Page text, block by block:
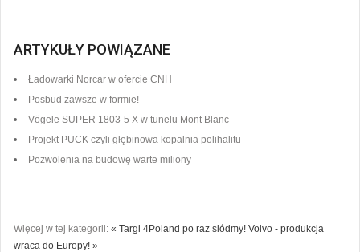
ARTYKUŁY POWIĄZANE
Ładowarki Norcar w ofercie CNH
Posbud zawsze w formie!
Vögele SUPER 1803-5 X w tunelu Mont Blanc
Projekt PUCK czyli głębinowa kopalnia polihalitu
Pozwolenia na budowę warte miliony
Więcej w tej kategorii: « Targi 4Poland po raz siódmy! Volvo - produkcja
wraca do Europy! »